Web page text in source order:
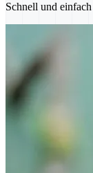
Schnell und